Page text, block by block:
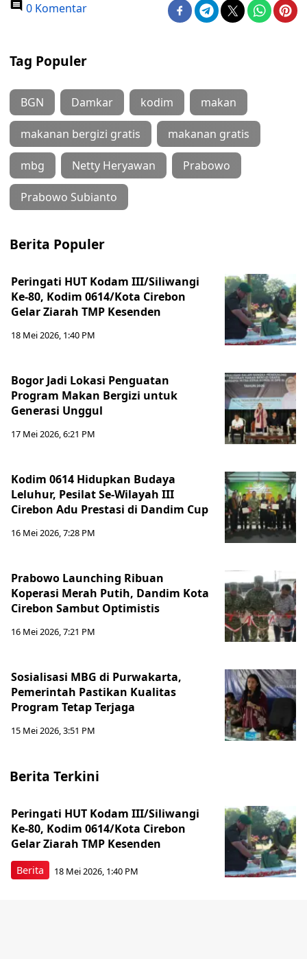
0 Komentar
Tag Populer
BGN Damkar kodim makan
makanan bergizi gratis makanan gratis
mbg Netty Heryawan Prabowo
Prabowo Subianto
Berita Populer
Peringati HUT Kodam III/Siliwangi
Ke-80, Kodim 0614/Kota Cirebon
Gelar Ziarah TMP Kesenden
18 Mei 2026, 1:40 PM
Bogor Jadi Lokasi Penguatan
Program Makan Bergizi untuk
Generasi Unggul
17 Mei 2026, 6:21 PM
Kodim 0614 Hidupkan Budaya
Leluhur, Pesilat Se-Wilayah III
Cirebon Adu Prestasi di Dandim Cup
16 Mei 2026, 7:28 PM
Prabowo Launching Ribuan
Koperasi Merah Putih, Dandim Kota
Cirebon Sambut Optimistis
16 Mei 2026, 7:21 PM
Sosialisasi MBG di Purwakarta,
Pemerintah Pastikan Kualitas
Program Tetap Terjaga
15 Mei 2026, 3:51 PM
Berita Terkini
Berita
Peringati HUT Kodam III/Siliwangi
Ke-80, Kodim 0614/Kota Cirebon
Gelar Ziarah TMP Kesenden
18 Mei 2026, 1:40 PM